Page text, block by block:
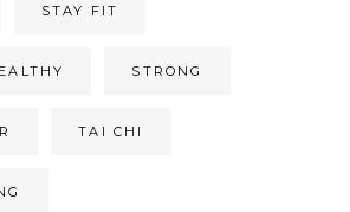
STAY FIT
STRONG
TAI CHI